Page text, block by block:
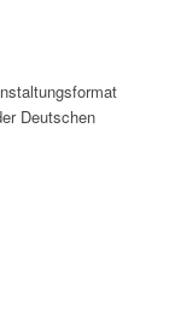
Deutschen